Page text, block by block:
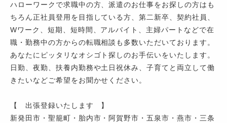
ハローワークで求職中の方、派遣のお仕事をお探しの方はも
ちろん正社員登用を目指している方、第二新卒、契約社員、
Wワーク、短期、短時間、アルバイト、主婦パートなどで在
職・勤務中の方からの転職相談も多数いただいております。
あなたにピッタリなオシゴト探しのお手伝いをいたします。
日勤、夜勤、扶養内勤務や土日祝休み、子育てと両立して働
きたいなどご希望をお聞かせください。
【 出張登録いたします 】
新発田市・聖籠町・胎内市・阿賀野市・五泉市・燕市・三条